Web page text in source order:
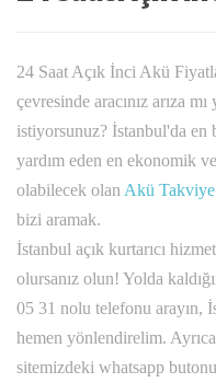
24 Saat Açık İnci Akü
çevresinde aracınız arıza mı
istiyorsunuz? İstanbul'da en
yardım eden en ekonomik
olabilecek olan Akü Takviye
bizi aramak.
İstanbul açık kurtarıcı
olursanız olun! Yolda
05 31 nolu telefonu arayın,
hemen yönlendirelim.
sitemizdeki whatsapp